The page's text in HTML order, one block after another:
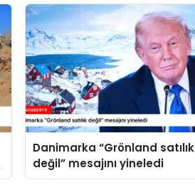
Danimarka “Grönland satılık
değil” mesajını yineledi